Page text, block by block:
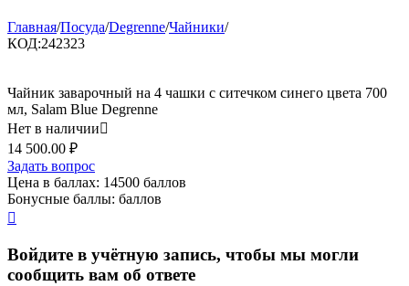
Главная/Посуда/Degrenne/Чайники/
КОД:242323
Чайник заварочный на 4 чашки с ситечком синего цвета 700
мл, Salam Blue Degrenne
Нет в наличии
14 500.00 ₽
Задать вопрос
Цена в баллах: 14500 баллов
Бонусные баллы: баллов

Войдите в учётную запись, чтобы мы могли
сообщить вам об ответе